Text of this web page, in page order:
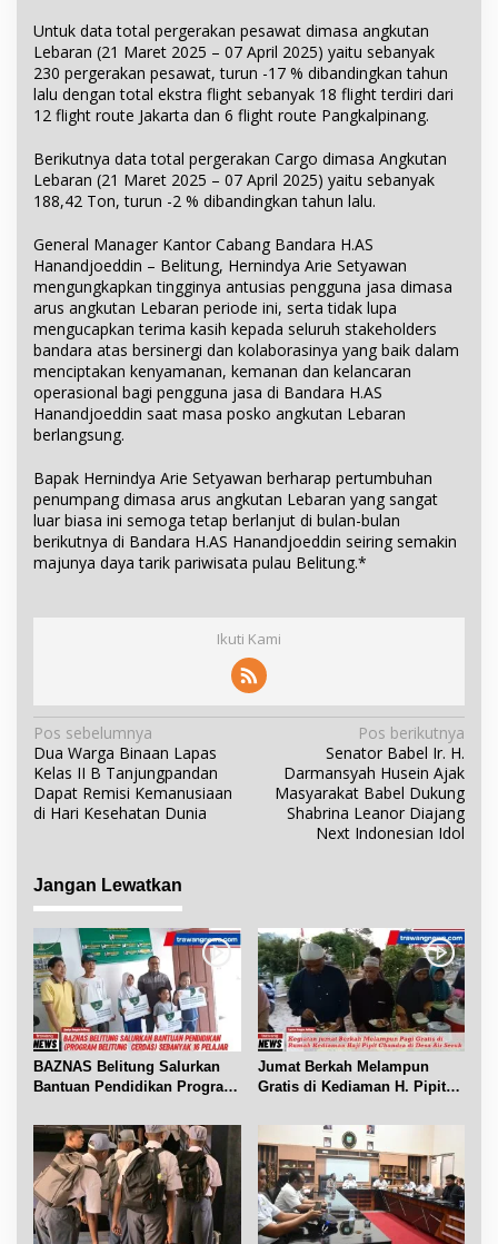
Untuk data total pergerakan pesawat dimasa angkutan
Lebaran (21 Maret 2025 – 07 April 2025) yaitu sebanyak
230 pergerakan pesawat, turun -17 % dibandingkan tahun
lalu dengan total ekstra flight sebanyak 18 flight terdiri dari
12 flight route Jakarta dan 6 flight route Pangkalpinang.
Berikutnya data total pergerakan Cargo dimasa Angkutan
Lebaran (21 Maret 2025 – 07 April 2025) yaitu sebanyak
188,42 Ton, turun -2 % dibandingkan tahun lalu.
General Manager Kantor Cabang Bandara H.AS
Hanandjoeddin – Belitung, Hernindya Arie Setyawan
mengungkapkan tingginya antusias pengguna jasa dimasa
arus angkutan Lebaran periode ini, serta tidak lupa
mengucapkan terima kasih kepada seluruh stakeholders
bandara atas bersinergi dan kolaborasinya yang baik dalam
menciptakan kenyamanan, kemanan dan kelancaran
operasional bagi pengguna jasa di Bandara H.AS
Hanandjoeddin saat masa posko angkutan Lebaran
berlangsung.
Bapak Hernindya Arie Setyawan berharap pertumbuhan
penumpang dimasa arus angkutan Lebaran yang sangat
luar biasa ini semoga tetap berlanjut di bulan-bulan
berikutnya di Bandara H.AS Hanandjoeddin seiring semakin
majunya daya tarik pariwisata pulau Belitung.*
Ikuti Kami
N
a
v
i
s
p
o
s
Pos sebelumnya
Dua Warga Binaan Lapas
Kelas II B Tanjungpandan
Dapat Remisi Kemanusiaan
di Hari Kesehatan Dunia
Pos berikutnya
Senator Babel Ir. H.
Darmansyah Husein Ajak
Masyarakat Babel Dukung
Shabrina Leanor Diajang
Next Indonesian Idol
Jangan Lewatkan
BAZNAS Belitung Salurkan
Bantuan Pendidikan Program
Jumat Berkah Melampun
Gratis di Kediaman H. Pipit